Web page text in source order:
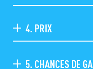
4. PRIX
5. CHANCES DE